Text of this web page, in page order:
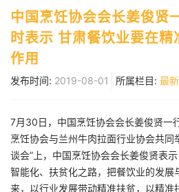
中国烹饪协会会长姜俊贤
时表示 甘肃餐饮业要在
作用
发布时间: 2019-08-01 所属栏目: 最
7月30日，中国烹饪协会会长姜俊贤一
烹饪协会与兰州牛肉拉面行业协会共同
谈会”上，中国烹饪协会会长姜俊贤表
智能化、扶贫化之路，把餐饮业的发展
来，以行业发展带动精准扶贫，以精准